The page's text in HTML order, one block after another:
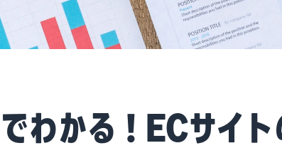
わかる！ECサイト